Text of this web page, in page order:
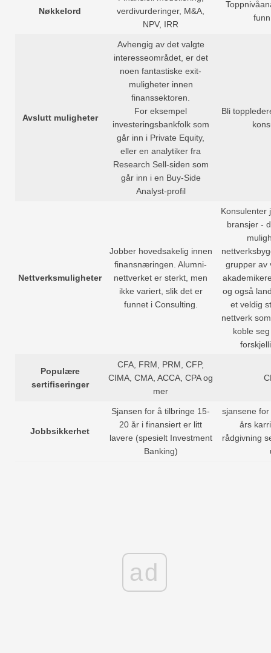
Nøkkelord
verdivurderinger, M&A,
NPV, IRR
Avslutt muligheter
Avhengig av det valgte
interesseområdet, er det
noen fantastiske exit-
muligheter innen
finanssektoren.
For eksempel
investeringsbankfolk som
går inn i Private Equity,
eller en analytiker fra
Research Sell-siden som
går inn i en Buy-Side
Analyst-profil
Bli
Nettverksmuligheter
Jobber hovedsakelig innen
finansnæringen. Alumni-
nettverket er sterkt, men
ikke variert, slik det er
funnet i Consulting.
Konsulenter
bransjer -
grupper av
og også
et veldig
nettverk
koble
Populære
sertifiseringer
CFA, FRM, PRM, CFP,
CIMA, CMA, ACCA, CPA og
mer
Jobbsikkerhet
Sjansen for å tilbringe 15-
20 år i finansiert er litt
lavere (spesielt Investment
Banking)
sjansene
års
rådgivning
ad